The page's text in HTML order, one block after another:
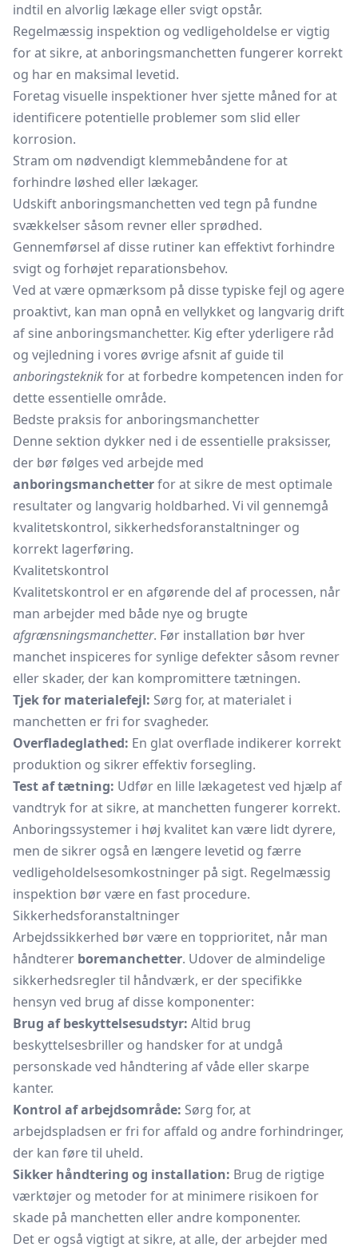
indtil en alvorlig lækage eller svigt opstår.
Regelmæssig inspektion og vedligeholdelse er vigtig
for at sikre, at anboringsmanchetten fungerer korrekt
og har en maksimal levetid.
Foretag visuelle inspektioner hver sjette måned for at
identificere potentielle problemer som slid eller
korrosion.
Stram om nødvendigt klemmebåndene for at
forhindre løshed eller lækager.
Udskift anboringsmanchetten ved tegn på fundne
svækkelser såsom revner eller sprødhed.
Gennemførsel af disse rutiner kan effektivt forhindre
svigt og forhøjet reparationsbehov.
Ved at være opmærksom på disse typiske fejl og agere
proaktivt, kan man opnå en vellykket og langvarig drift
af sine anboringsmanchetter. Kig efter yderligere råd
og vejledning i vores øvrige afsnit af guide til
anboringsteknikfor at forbedre kompetencen inden for
dette essentielle område.
Bedste praksis for anboringsmanchetter
Denne sektion dykker ned i de essentielle praksisser,
der bør følges ved arbejde med
anboringsmanchetterfor at sikre de mest optimale
resultater og langvarig holdbarhed. Vi vil gennemgå
kvalitetskontrol, sikkerhedsforanstaltninger og
korrekt lagerføring.
Kvalitetskontrol
Kvalitetskontrol er en afgørende del af processen, når
man arbejder med både nye og brugte
afgrænsningsmanchetter. Før installation bør hver
manchet inspiceres for synlige defekter såsom revner
eller skader, der kan kompromittere tætningen.
Tjek for materialefejl: Sørg for, at materialet i
manchetten er fri for svagheder.
Overfladeglathed: En glat overflade indikerer korrekt
produktion og sikrer effektiv forsegling.
Test af tætning: Udfør en lille lækagetest ved hjælp af
vandtryk for at sikre, at manchetten fungerer korrekt.
Anboringssystemer i høj kvalitet kan være lidt dyrere,
men de sikrer også en længere levetid og færre
vedligeholdelsesomkostninger på sigt. Regelmæssig
inspektion bør være en fast procedure.
Sikkerhedsforanstaltninger
Arbejdssikkerhed bør være en topprioritet, når man
håndterer boremanchetter. Udover de almindelige
sikkerhedsregler til håndværk, er der specifikke
hensyn ved brug af disse komponenter:
Brug af beskyttelsesudstyr: Altid brug
beskyttelsesbriller og handsker for at undgå
personskade ved håndtering af våde eller skarpe
kanter.
Kontrol af arbejdsområde: Sørg for, at
arbejdspladsen er fri for affald og andre forhindringer,
der kan føre til uheld.
Sikker håndtering og installation: Brug de rigtige
værktøjer og metoder for at minimere risikoen for
skade på manchetten eller andre komponenter.
Det er også vigtigt at sikre, at alle, der arbejder med